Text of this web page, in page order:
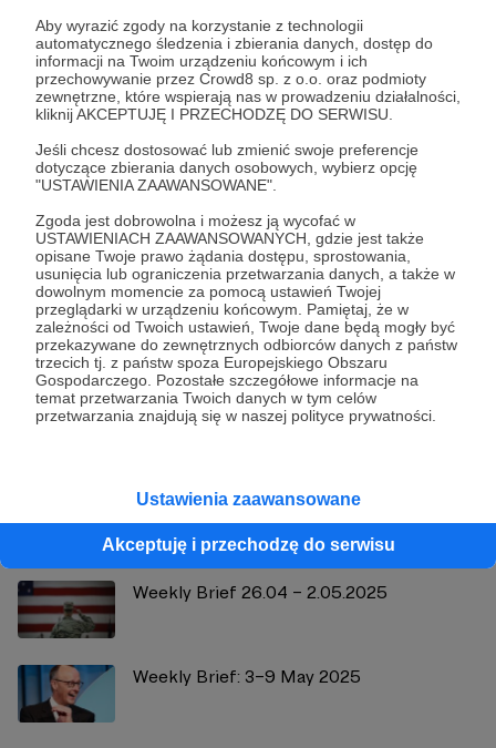
Aby wyrazić zgody na korzystanie z technologii
automatycznego śledzenia i zbierania danych, dostęp do
informacji na Twoim urządzeniu końcowym i ich
przechowywanie przez Crowd8 sp. z o.o. oraz podmioty
zewnętrzne, które wspierają nas w prowadzeniu działalności,
kliknij AKCEPTUJĘ I PRZECHODZĘ DO SERWISU.
Jeśli chcesz dostosować lub zmienić swoje preferencje
dotyczące zbierania danych osobowych, wybierz opcję
"USTAWIENIA ZAAWANSOWANE".
Zgoda jest dobrowolna i możesz ją wycofać w
USTAWIENIACH ZAAWANSOWANYCH, gdzie jest także
opisane Twoje prawo żądania dostępu, sprostowania,
usunięcia lub ograniczenia przetwarzania danych, a także w
dowolnym momencie za pomocą ustawień Twojej
przeglądarki w urządzeniu końcowym. Pamiętaj, że w
zależności od Twoich ustawień, Twoje dane będą mogły być
przekazywane do zewnętrznych odbiorców danych z państw
trzecich tj. z państw spoza Europejskiego Obszaru
Gospodarczego. Pozostałe szczegółowe informacje na
temat przetwarzania Twoich danych w tym celów
przetwarzania znajdują się w naszej polityce prywatności.
Ustawienia zaawansowane
Akceptuję i przechodzę do serwisu
Zaloguj się
Albert Świdziński Wojciech Jerzy Kittel Weekly Brief USA
Europa Azja Indie Niemcy Wojna
Udostępnij
Strategy&Future
Zobacz profil autora
Zobacz również
Weekly Brief 26.04 – 2.05.2025
Weekly Brief: 3–9 May 2025